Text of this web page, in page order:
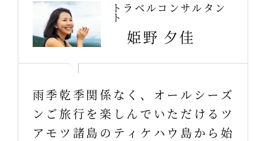
トラベルコンサルタン
ト
姫野 夕佳
雨季乾季関係なく、オールシーズ
ンご旅行を楽しんでいただけるツ
アモツ諸島のティケハウ島から始